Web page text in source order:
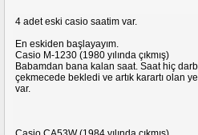
4 adet eski casio saatim var.
En eskiden başlayayım.
Casio M-1230 (1980 yılında çıkmış)
Babamdan bana kalan saat. Saat hiç
çekmecede bekledi ve artık karartı olan
var.